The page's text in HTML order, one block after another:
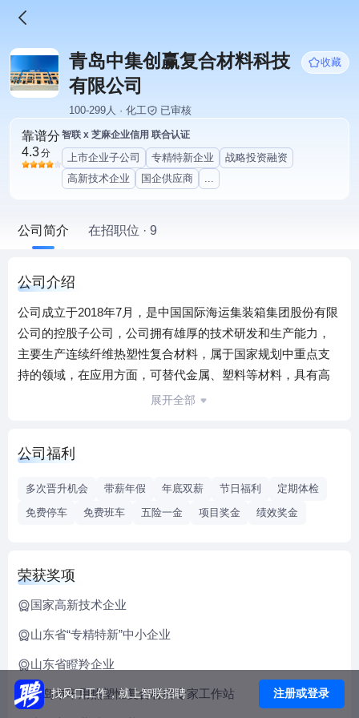
青岛中集创赢复合材料科技
有限公司
收藏
100-299人 · 化工 已审核
靠谱分
4.3分
智联 x 芝麻企业信用 联合认证
上市企业子公司 专精特新企业
战略投资融资
高新技术企业
国企供应商 ...
公司简介 在招职位 · 9
公司介绍
公司成立于2018年7月，是中国国际海运集装箱集团股份有限
公司的控股子公司，公司拥有雄厚的技术研发和生产能力，
主要生产连续纤维热塑性复合材料，属于国家规划中重点支
持的领域，在应用方面，可替代金属、塑料等材料，具有高
强度、轻量化、环保、无污染、可回收等显著特点，应用领
展开全部
公司福利
多次晋升机会 带薪年假 年底双薪 节日福利
定期体检
免费停车
免费班车 五险一金 项目奖金 绩效奖金
荣获奖项
国家高新技术企业
山东省“专精特新”中小企业
山东省瞪羚企业
青岛市车用热塑性复合材料专家工作站
找风口工作，就上智联招聘 注册或登录